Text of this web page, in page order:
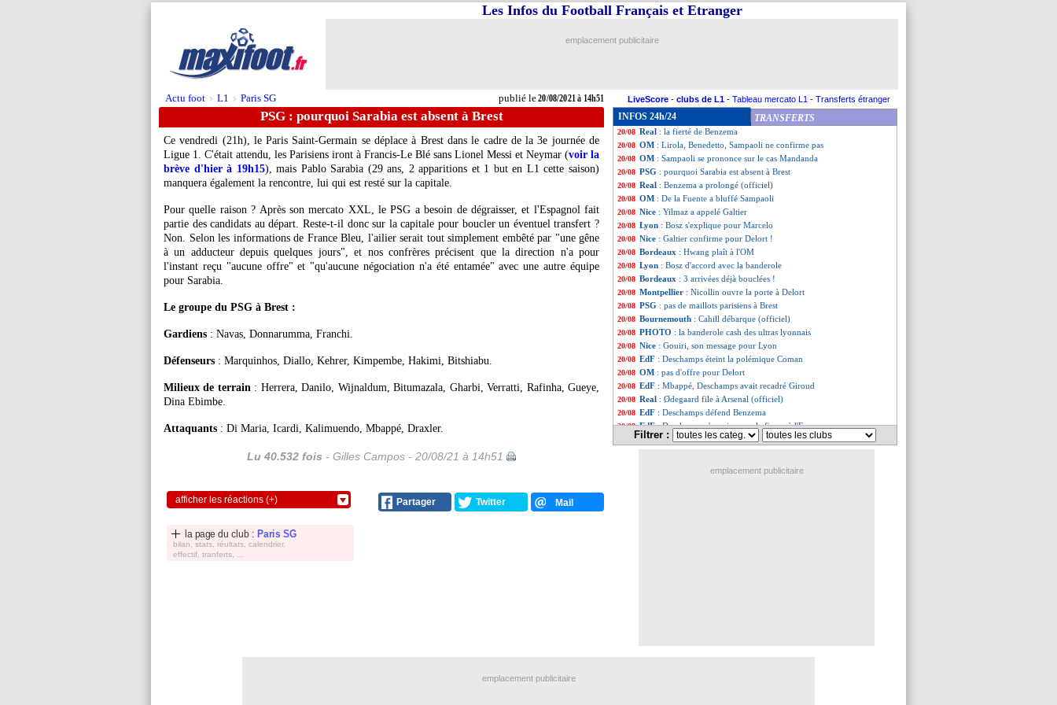
Actu foot > L1 > Paris SG publié le20/08/2021 à 14h51
Les Infos du Football Français et Etranger
emplacement publicitaire
LiveScore - clubs de L1 - Tableau mercato L1 - Transferts étranger
PSG : pourquoi Sarabia est absent à Brest
Ce vendredi (21h), le Paris Saint-Germain se déplace à Brest dans le cadre de la 3e journée de
Ligue 1. C'était attendu, les Parisiens iront à Francis-Le Blé sans Lionel Messi et Neymar (voir la
brève d'hier à 19h15), mais Pablo Sarabia (29 ans, 2 apparitions et 1 but en L1 cette saison)
manquera également la rencontre, lui qui est resté sur la capitale.
Pour quelle raison ? Après son mercato XXL, le PSG a besoin de dégraisser, et l'Espagnol fait
partie des candidats au départ. Reste-t-il donc sur la capitale pour boucler un éventuel transfert ?
Non. Selon les informations de France Bleu, l'ailier serait tout simplement embêté par "une gêne
à un adducteur depuis quelques jours", et nos confrères précisent que la direction n'a pour
l'instant reçu "aucune offre" et "qu'aucune négociation n'a été entamée" avec une autre équipe
pour Sarabia.
Le groupe du PSG à Brest :
Gardiens : Navas, Donnarumma, Franchi.
Défenseurs : Marquinhos, Diallo, Kehrer, Kimpembe, Hakimi, Bitshiabu.
Milieux de terrain: Herrera, Danilo, Wijnaldum, Bitumazala, Gharbi, Verratti, Rafinha, Gueye,
Dina Ebimbe.
Attaquants : Di Maria, Icardi, Kalimuendo, Mbappé, Draxler.
Lu 40.532 fois - Gilles Campos - 20/08/21 à 14h51
afficher les réactions (+) Partager Twitter Mail
la page du club : Paris SG
bilan, stats, réultats, calendrier,
effectif, tranferts, ...
INFOS 24h/24 TRANSFERTS
20/08 Juve: Locatelli réalise un "rêve de gosse"
20/08 Lille: un nouveau prétendant pour Xeka
20/08 OM: Sampaoli attend encore des recrues !
20/08 Elche: l'OM confirme pour Benedetto (officiel)
20/08 Real : la fierté de Benzema
20/08 OM : Lirola, Benedetto, Sampaoli ne confirme pas
20/08 OM : Sampaoli se prononce sur le cas Mandanda
20/08 PSG : pourquoi Sarabia est absent à Brest
20/08 Real : Benzema a prolongé (officiel)
20/08 OM : De la Fuente a bluffé Sampaoli
20/08 Nice : Yilmaz a appelé Galtier
20/08 Lyon : Bosz s'explique pour Marcelo
20/08 Nice : Galtier confirme pour Delort !
20/08 Bordeaux : Hwang plaît à l'OM
20/08 Lyon : Bosz d'accord avec la banderole
20/08 Bordeaux : 3 arrivées déjà bouclées !
20/08 Montpellier : Nicollin ouvre la porte à Delort
20/08 PSG : pas de maillots parisiens à Brest
20/08 Bournemouth : Cahill débarque (officiel)
20/08 PHOTO : la banderole cash des ultras lyonnais
20/08 Nice : Gouiri, son message pour Lyon
20/08 EdF : Deschamps éteint la polémique Coman
20/08 OM : pas d'offre pour Delort
20/08 EdF : Mbappé, Deschamps avait recadré Giroud
20/08 Real : Ødegaard file à Arsenal (officiel)
20/08 EdF : Deschamps défend Benzema
20/08 EdF: Deschamps s'exprime sur le fiasco à l'Euro
20/08 EdF: Deschamps justifie sa décision de rester
Liste des brèves du mer. 18 août 2021
Filtrer :
emplacement publicitaire
emplacement publicitaire